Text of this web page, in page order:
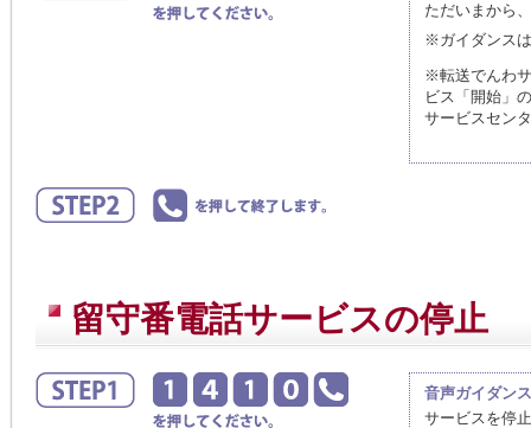
ただいまから
※ガイダンス
※転送でんわ
ビス「開始」
サービスセン
留守番電話サービスの停止
音声ガイダンス
サービスを停